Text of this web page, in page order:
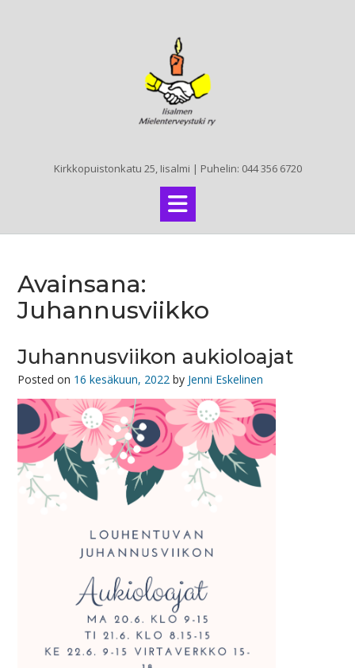
Kirkkopuistonkatu 25, Iisalmi | Puhelin: 044 356 6720
Avainsana:
Juhannusviikko
Juhannusviikon aukioloajat
Posted on 16 kesäkuun, 2022 by Jenni Eskelinen